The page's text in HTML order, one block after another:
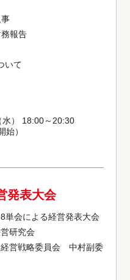
報告
いて
） 18:00～20:30
始）
発表大会
単会による経営発表大会
研究会
営戦略委員会 中村副委